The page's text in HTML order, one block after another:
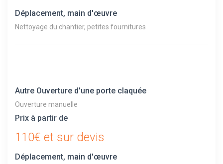
Déplacement, main d'œuvre
Nettoyage du chantier, petites fournitures
Autre Ouverture d'une porte claquée
Ouverture manuelle
Prix à partir de
110€ et sur devis
Déplacement, main d'œuvre